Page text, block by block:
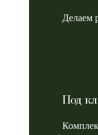
Делаем
Под